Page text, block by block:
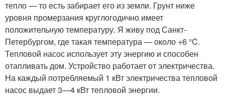
тепло — то есть забирает его из земли. Грунт ниже
уровня промерзания круглогодично имеет
положительную температуру. Я живу под Санкт-
Петербургом, где такая температура — около +6 °C.
Тепловой насос использует эту энергию и способен
отапливать дом. Устройство работает от электричества.
На каждый потребляемый 1 кВт электричества тепловой
насос выдает 3—4 кВт тепловой энергии.